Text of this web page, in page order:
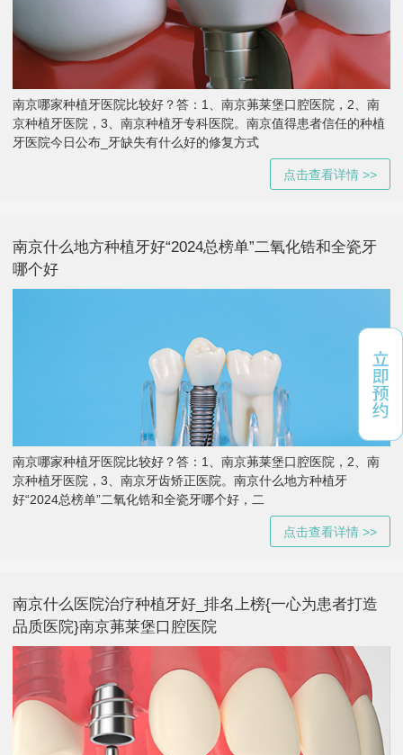
南京哪家种植牙医院比较好？答：1、南京茀莱堡口腔医院，2、南
京种植牙医院，3、南京种植牙专科医院。南京值得患者信任的种植
牙医院今日公布_牙缺失有什么好的修复方式
点击查看详情 >>
南京什么地方种植牙好“2024总榜单”二氧化锆和全瓷牙
哪个好
南京哪家种植牙医院比较好？答：1、南京茀莱堡口腔医院，2、南
京种植牙医院，3、南京牙齿矫正医院。南京什么地方种植牙
好“2024总榜单”二氧化锆和全瓷牙哪个好，二
点击查看详情 >>
南京什么医院治疗种植牙好_排名上榜{一心为患者打造
品质医院}南京茀莱堡口腔医院